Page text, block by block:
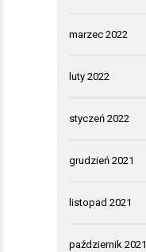
marzec 2022
luty 2022
styczeń 2022
grudzień 2021
listopad 2021
październik 2021